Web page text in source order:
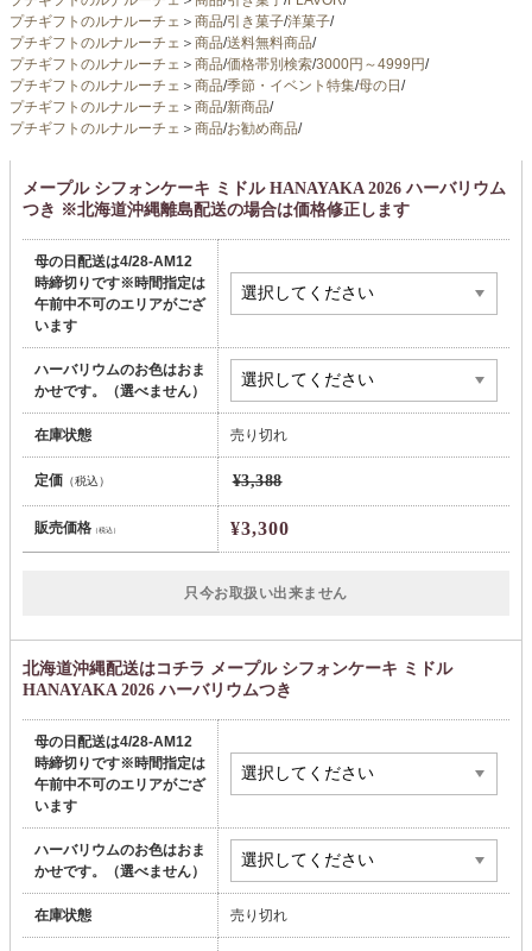
プチギフトのルナルーチェ ＞ 商品/引き菓子/洋菓子/
プチギフトのルナルーチェ ＞ 商品/送料無料商品/
プチギフトのルナルーチェ ＞ 商品/価格帯別検索/3000円～4999円/
プチギフトのルナルーチェ ＞ 商品/季節・イベント特集/母の日 /
プチギフトのルナルーチェ ＞ 商品/新商品/
プチギフトのルナルーチェ ＞ 商品/お勧め商品/
メープル シフォンケーキ ミドル HANAYAKA 2026 ハーバリウム
つき ※北海道沖縄離島配送の場合は価格修正します
母の日配送は4/28-AM12
時締切りです※時間指定は
午前中不可のエリアがござ
います
ハーバリウムのお色はおま
かせです。（選べません）
在庫状態 売り切れ
定価（税込） ¥3,388
販売価格（税込） ¥3,300
只今お取扱い出来ません
北海道沖縄配送はコチラ メープル シフォンケーキ ミドル
HANAYAKA 2026 ハーバリウムつき
母の日配送は4/28-AM12
時締切りです※時間指定は
午前中不可のエリアがござ
います
ハーバリウムのお色はおま
かせです。（選べません）
在庫状態 売り切れ